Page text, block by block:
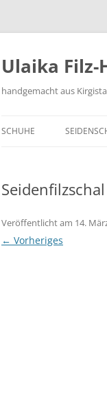
Zum
springen
Ulaika Filz-
handgemacht aus
SCHUHE
Veröffentlicht am 14.
← Vorheriges